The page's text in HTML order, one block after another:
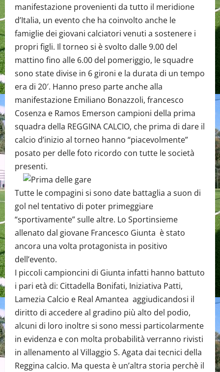
manifestazione provenienti da tutto il meridione
d’Italia, un evento che ha coinvolto anche le
famiglie dei giovani calciatori venuti a sostenere i
propri figli. Il torneo si è svolto dalle 9.00 del
mattino fino alle 6.00 del pomeriggio, le squadre
sono state divise in 6 gironi e la durata di un tempo
era di 20′. Hanno preso parte anche alla
manifestazione Emiliano Bonazzoli, francesco
Cosenza e Ramos Emerson campioni della prima
squadra della REGGINA CALCIO, che prima di dare il
calcio d’inizio al torneo hanno “piacevolmente”
posato per delle foto ricordo con tutte le società
presenti.
Tutte le compagini si sono date battaglia a suon di
gol nel tentativo di poter primeggiare
“sportivamente” sulle altre. Lo Sportinsieme
allenato dal giovane Francesco Giunta è stato
ancora una volta protagonista in positivo
dell’evento.
I piccoli campioncini di Giunta infatti hanno battuto
i pari età di: Cittadella Bonifati, Iniziativa Patti,
Lamezia Calcio e Real Amantea aggiudicandosi il
diritto di accedere al gradino più alto del podio,
alcuni di loro inoltre si sono messi particolarmente
in evidenza e con molta probabilità verranno rivisti
in allenamento al Villaggio S. Agata dai tecnici della
Reggina calcio. Ma questa è un’altra storia perchè il